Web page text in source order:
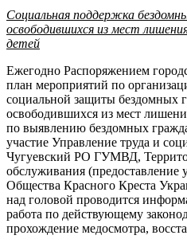
Социальная поддержка
освободившихся из мест
детей
Ежегодно Распоряжением
план мероприятий по
социальной защиты бездомных
освободившихся из мест
по выявлению бездомных
участие Управление труда и
Чугуевский РО ГУМВД,
обслуживания (предоставление
Общества Красного Креста
над головой проводится
работа по действующему
прохождение медосмотра,